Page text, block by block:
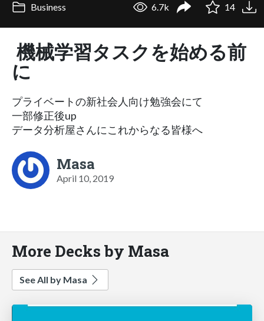
Business 6.7k 14
機械学習タスクを始める前
に
プライベートの新社会人向け勉強会にて
一部修正後up
データ分析屋さんにこれからなる皆様へ
Masa
April 10, 2019
More Decks by Masa
See All by Masa